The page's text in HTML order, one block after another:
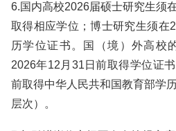
6.国内高校2026届硕士研究生须
取得相应学位；博士研究生须在
历学位证书。国（境）外高校
2026年12月31日前取得学位证
前取得中华人民共和国教育部学
层次）。